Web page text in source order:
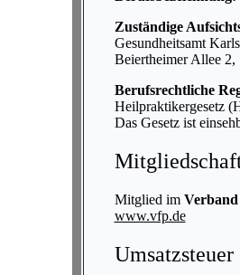
Zuständige
Gesundheitsamt
Beiertheimer Allee 2,
Berufsrechtliche
Heilpraktikergesetz
Das Gesetz ist
Mitglied im
www.vfp.de
Umsatzsteuer